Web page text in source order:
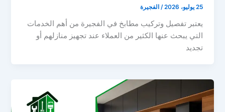
25 يوليو، 2026 /الفجيرة
يعتبر تفصيل وتركيب مطابخ في الفجيرة من أهم الخدمات
التي يبحث عنها الكثير من العملاء عند تجهيز منازلهم أو
تجديد